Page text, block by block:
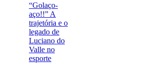
“Golaço-
aço!!” A
trajetória e o
legado de
Luciano do
Valle no
esporte